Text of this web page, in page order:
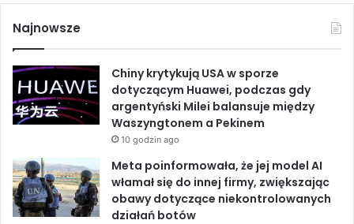
e
i
w
k
o
f
l
i
k
e
b
o
o
k
k
e
d
n
T
u
b
Najnowsze
Chiny krytykują USA w sporze
dotyczącym Huawei, podczas gdy
argentyński Milei balansuje między
Waszyngtonem a Pekinem
10 godzin ago
Meta poinformowała, że jej model AI
włamał się do innej firmy, zwiększając
obawy dotyczące niekontrolowanych
działań botów